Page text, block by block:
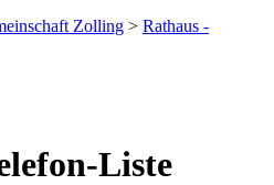
Zolling > Rathaus -
Liste